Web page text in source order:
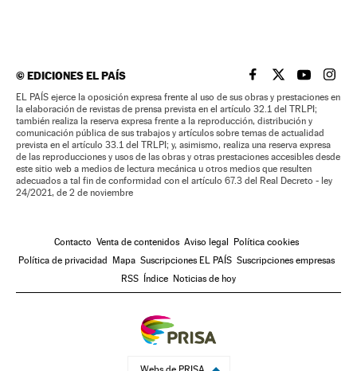
©EDICIONES EL PAÍS EL PAÍS BRASIL EN
EL PAÍSEL PAÍS
EL
EL PAÍS ejerce la oposición expresa frente al uso de sus obras y prestaciones en
la elaboración de revistas de prensa prevista en el artículo 32.1 del TRLPI;
también realiza la reserva expresa frente a la reproducción, distribución y
comunicación pública de sus trabajos y artículos sobre temas de actualidad
prevista en el artículo 33.1 del TRLPI; y, asimismo, realiza una reserva expresa
de las reproducciones y usos de las obras y otras prestaciones accesibles desde
este sitio web a medios de lectura mecánica u otros medios que resulten
adecuados a tal fin de conformidad con el artículo 67.3 del Real Decreto - ley
24/2021, de 2 de noviembre
Contacto Venta de contenidos Aviso legal
Política cookies
Política de privacidad
Mapa Suscripciones EL PAÍS Suscripciones empresas
RSS
Índice Noticias de hoy